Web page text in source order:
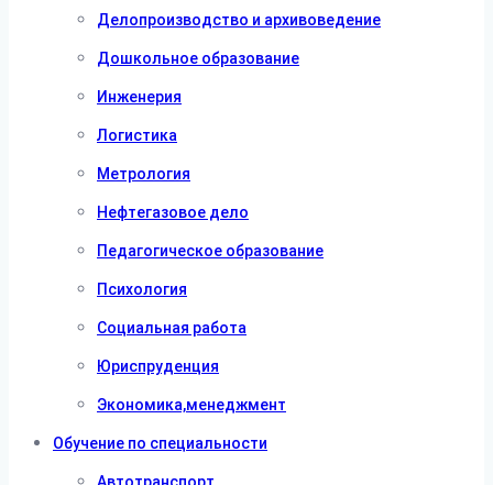
Делопроизводство и архивоведение
Дошкольное образование
Инженерия
Логистика
Метрология
Нефтегазовое дело
Педагогическое образование
Психология
Социальная работа
Юриспруденция
Экономика,менеджмент
Обучение по специальности